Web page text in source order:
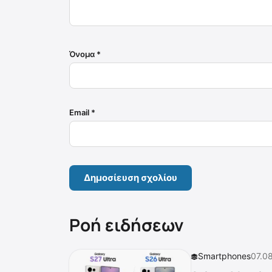
Όνομα *
Email *
Ροή ειδήσεων
Smartphones